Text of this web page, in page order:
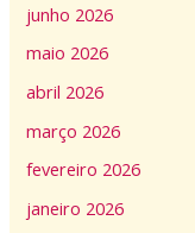
junho 2026
maio 2026
abril 2026
março 2026
fevereiro 2026
janeiro 2026